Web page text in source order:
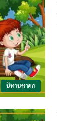
นิทานชาดก